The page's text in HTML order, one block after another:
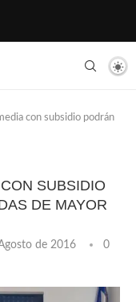
con subsidio podrán
SUBSIDIO
DE MAYOR
de 2016
0